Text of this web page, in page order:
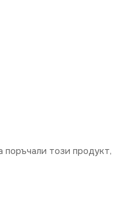
поръчали този продукт,